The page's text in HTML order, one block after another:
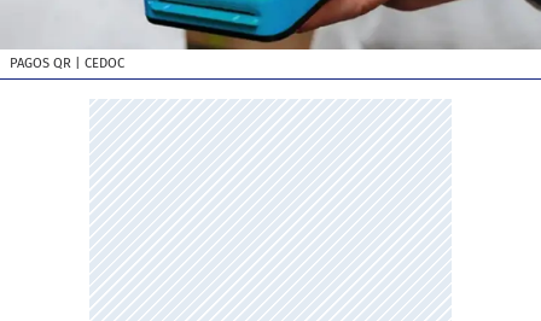
PAGOS QR | CEDOC